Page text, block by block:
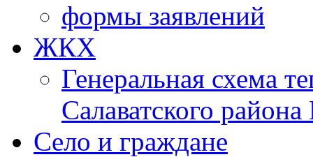
формы заявлений
ЖКХ
Генеральная схема
Салаватского района
Село и граждане